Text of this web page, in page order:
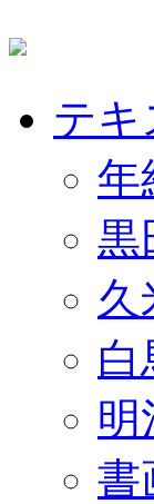
テキ
年
黒
久
白
明
書